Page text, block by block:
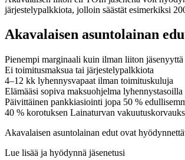
järjestelypalkkiota, jolloin säästät esimerkiksi
Akavalaisen asuntolainan
Pienempi marginaali kuin ilman liiton jäsenyyttä
Ei toimitusmaksua tai järjestelypalkkiota
4–12 kk lyhennysvapaat ilman toimituskuluja
Elämääsi sopiva maksuohjelma lyhennystasoilla
Päivittäinen pankkiasiointi jopa 50 %
40 % korotuksen Lainaturvan
Akavalaisen asuntolainan edut ovat
Lue lisää ja hyödynnä jäsenetusi